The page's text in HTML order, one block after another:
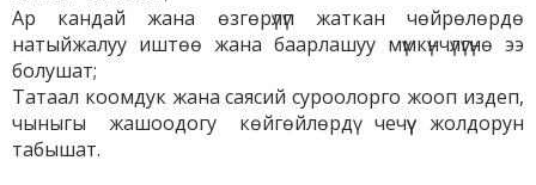
Ар кандай жана өзгөрүлүп жаткан чөйрөлөрдө
натыйжалуу иштөө жана баарлашуу мүмкүнчүлүгүнө ээ
болушат;
Татаал коомдук жана саясий суроолорго жооп издеп,
чыныгы жашоодогу көйгөйлөрдү чечүү жолдорун
табышат.